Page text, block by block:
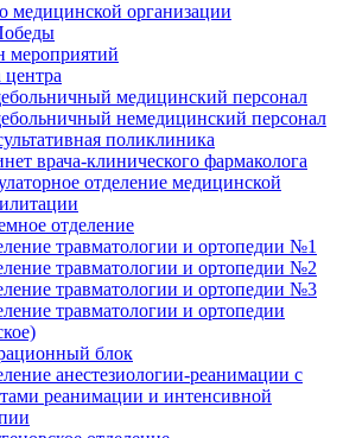
медицинской организации
мероприятий
центра
медицинский персонал
немедицинский персонал
поликлиника
врача-клинического фармаколога
отделение медицинской
отделение
травматологии и ортопедии №1
травматологии и ортопедии №2
травматологии и ортопедии №3
травматологии и ортопедии
блок
анестезиологии-реанимации с
реанимации и интенсивной